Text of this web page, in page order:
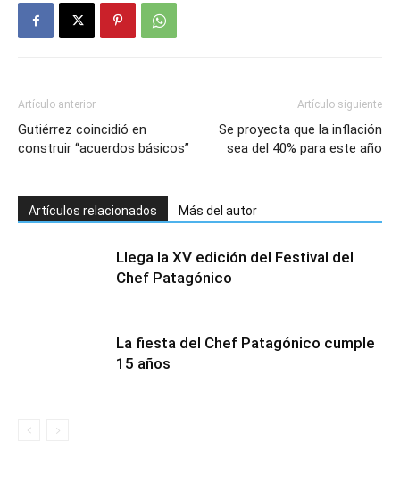
Artículo anterior
Gutiérrez coincidió en
construir “acuerdos básicos”
Artículo siguiente
Se proyecta que la inflación
sea del 40% para este año
Artículos relacionados Más del autor
Llega la XV edición del Festival del
Chef Patagónico
La fiesta del Chef Patagónico cumple
15 años